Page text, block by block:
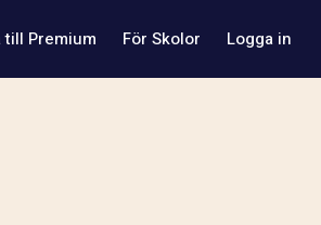
till Premium För Skolor Logga in